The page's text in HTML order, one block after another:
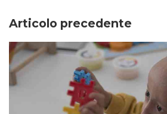
Articolo precedente